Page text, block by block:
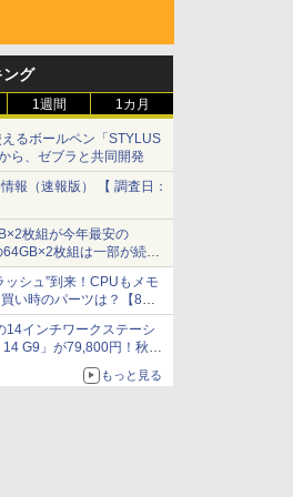
ング
1週間 1カ月
るボールペン「STYLUS
ら、ゼブラと共同開発
報（速報版） 【 調査日：
枚組が今年最安の
枚組は一部が続騰
格]
ッシュ”到来！CPUもメモ
い時のパーツは？【8月7
14インチワークステーシ
14 G9」が79,800円！秋葉
もっと見る